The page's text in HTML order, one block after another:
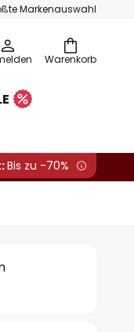
Markenauswahl
Warenkorb
Bis zu -70%